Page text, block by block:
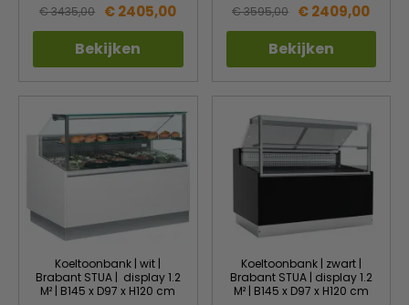
€ 3435,00 € 2405,00
Bekijken
€ 3595,00 € 2409,00
Bekijken
Koeltoonbank | wit |
Brabant STUA | display 1.2
M² | B145 x D97 x H120 cm
Koeltoonbank | zwart |
Brabant STUA | display 1.2
M² | B145 x D97 x H120 cm